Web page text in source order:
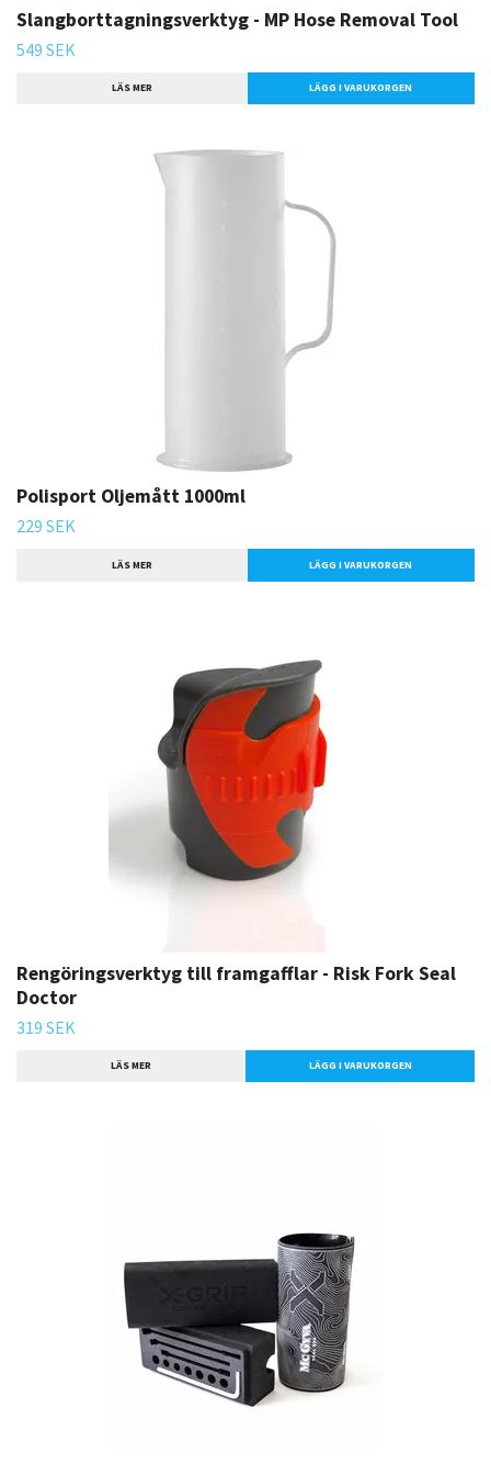
Slangborttagningsverktyg - MP Hose Removal Tool
549 SEK
LÄS MER
Polisport Oljemått 1000ml
229 SEK
LÄS MER
Rengöringsverktyg till framgafflar - Risk Fork Seal
Doctor
319 SEK
LÄS MER LÄGG I VARUKORGEN